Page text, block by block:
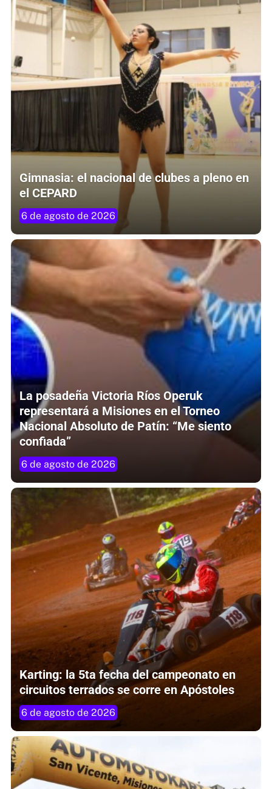
Gimnasia: el nacional de clubes a pleno en
el CEPARD
6 de agosto de 2026
La posadeña Victoria Ríos Operuk
representará a Misiones en el Torneo
Nacional Absoluto de Patín: “Me siento
confiada”
6 de agosto de 2026
Karting: la 5ta fecha del campeonato en
circuitos terrados se corre en Apóstoles
6 de agosto de 2026